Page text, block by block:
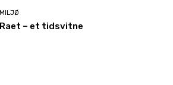
MILJØ
Raet – et tidsvitne